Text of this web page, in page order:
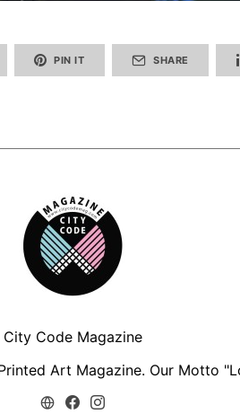
PIN IT SHARE
City Code Magazine
Art Magazine. Our Motto